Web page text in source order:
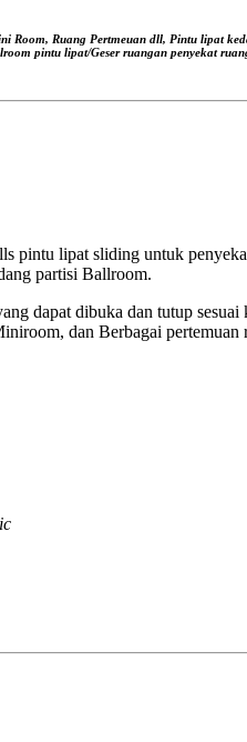
Room, Ruang Pertmeuan dll, Pintu lipat
pintu lipat/Geser ruangan penyekat
lipat sliding untuk
partisi Ballroom.
dapat dibuka dan tutup
dan Berbagai pertemuan